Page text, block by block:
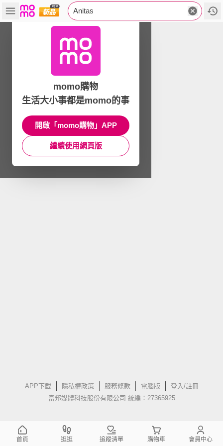
Anitas
APP下載 隱私權政策 服務條款 電腦版
登入/註冊
富邦媒體科技股份有限公司 統編：27365925
momo購物
生活大小事都是momo的事
開啟「momo購物」APP
繼續使用網頁版
首頁 逛逛 追蹤清單 購物車 會員中心